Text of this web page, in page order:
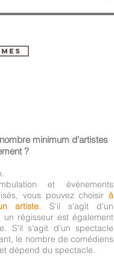
minimum d'artistes
?
et événements
vous pouvez choisir à
artiste. S'il s'agit d'un
un régisseur est également
S'il s'agit d'un spectacle
le nombre de comédiens
dépend du spectacle.